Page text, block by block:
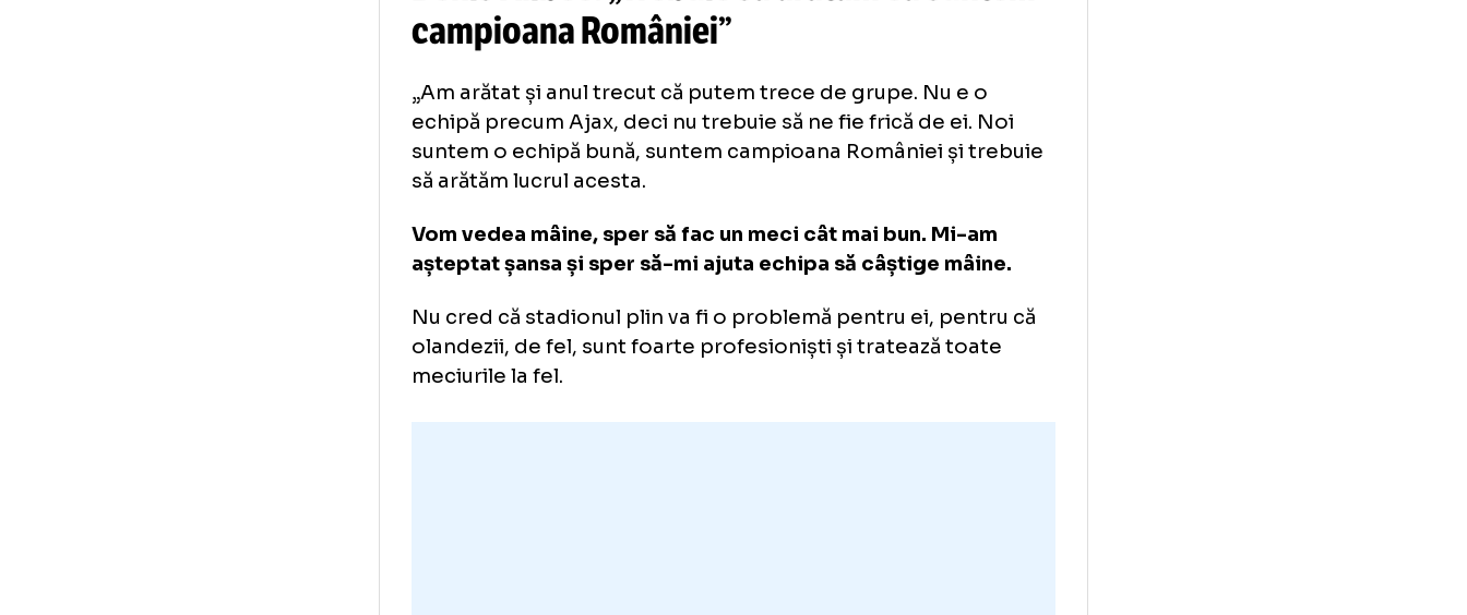
erau valabile!
Denis Alibec: „Trebuie să arătăm că suntem
campioana României”
„Am arătat și anul trecut că putem trece de grupe. Nu e o
echipă precum Ajax, deci nu trebuie să ne fie frică de ei. Noi
suntem o echipă bună, suntem campioana României și trebuie
să arătăm lucrul acesta.